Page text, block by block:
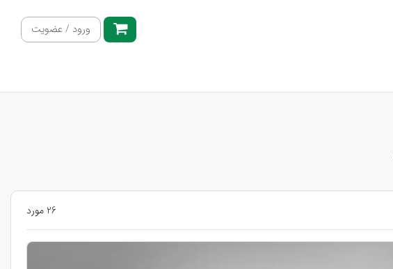
ورود / عضویت
26 مورد